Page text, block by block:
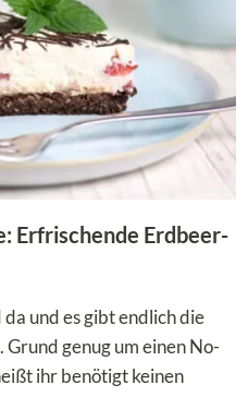
Erfrischende Erdbeer-
und es gibt endlich die
genug um einen No-
ihr benötigt keinen